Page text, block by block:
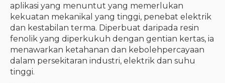
aplikasi yang menuntut yang memerlukan
kekuatan mekanikal yang tinggi, penebat elektrik
dan kestabilan terma. Diperbuat daripada resin
fenolik yang diperkukuh dengan gentian kertas, ia
menawarkan ketahanan dan kebolehpercayaan
dalam persekitaran industri, elektrik dan suhu
tinggi.